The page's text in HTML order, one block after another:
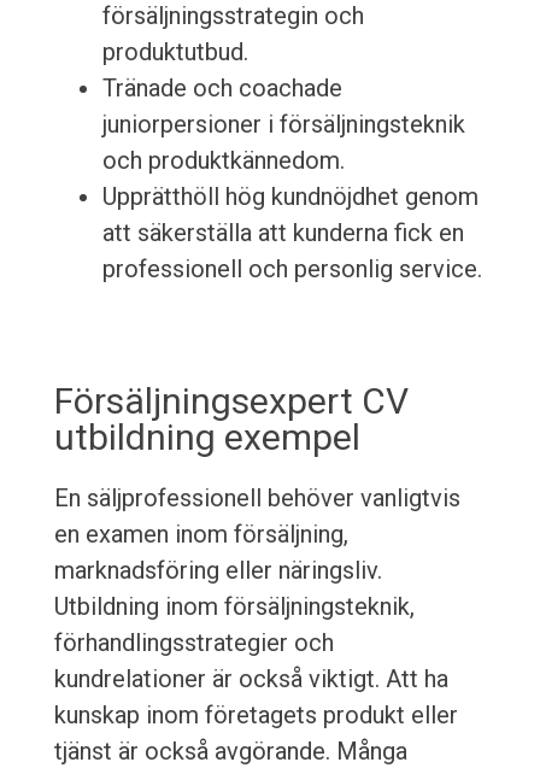
försäljningsstrategin och
produktutbud.
Tränade och coachade
juniorpersioner i försäljningsteknik
och produktkännedom.
Upprätthöll hög kundnöjdhet genom
att säkerställa att kunderna fick en
professionell och personlig service.
Försäljningsexpert CV
utbildning exempel
En säljprofessionell behöver vanligtvis
en examen inom försäljning,
marknadsföring eller näringsliv.
Utbildning inom försäljningsteknik,
förhandlingsstrategier och
kundrelationer är också viktigt. Att ha
kunskap inom företagets produkt eller
tjänst är också avgörande. Många